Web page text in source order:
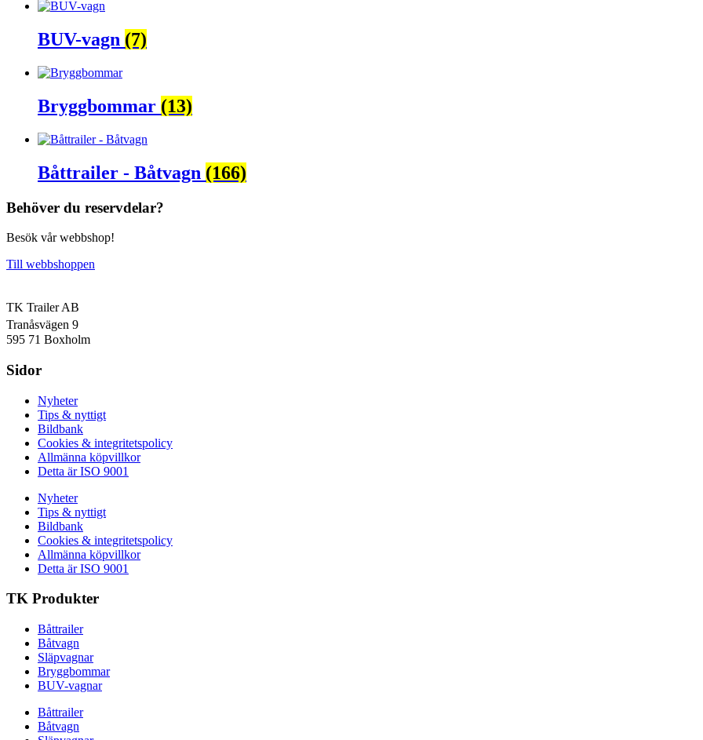
BUV-vagn (7)
Bryggbommar (13)
Båttrailer - Båtvagn (166)
Behöver du reservdelar?
Besök vår webbshop!
Till webbshoppen
TK Trailer AB
Tranåsvägen 9
595 71 Boxholm
Sidor
Nyheter
Tips & nyttigt
Bildbank
Cookies & integritetspolicy
Allmänna köpvillkor
Detta är ISO 9001
Nyheter
Tips & nyttigt
Bildbank
Cookies & integritetspolicy
Allmänna köpvillkor
Detta är ISO 9001
TK Produkter
Båttrailer
Båtvagn
Släpvagnar
Bryggbommar
BUV-vagnar
Båttrailer
Båtvagn